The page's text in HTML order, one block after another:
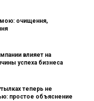
очищення,
влияет на
успеха бизнеса
теперь не
простое объяснение